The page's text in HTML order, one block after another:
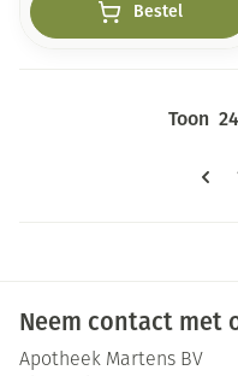
Bestel
Toon
Neem contact met
Apotheek Martens BV